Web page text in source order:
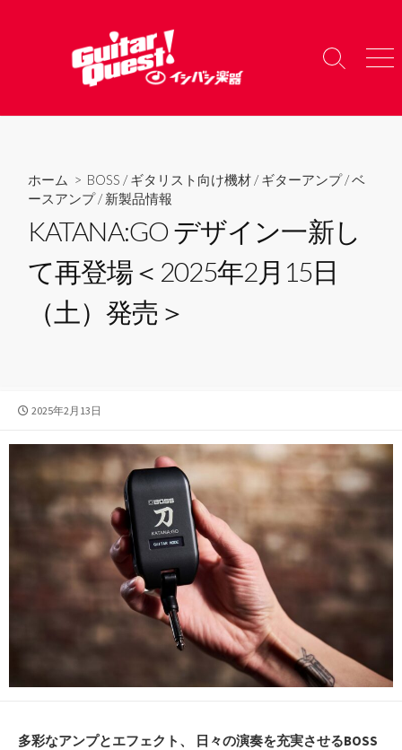
へ
検
り
メ
ー
ホーム > BOSS /ギタリスト向け機材 /ギターアンプ/ベ
ースアンプ/新製品情報
KATANA:GO デザイン一新し
て再登場＜2025年2月15日
（土）発売＞
公
日
2025年2月13日
多彩なアンプとエフェクト、 日々の演奏を充実させるBOSS